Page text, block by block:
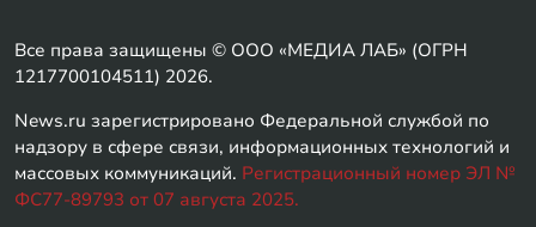
Все права защищены © ООО «МЕДИА ЛАБ» (ОГРН
1217700104511) 2026.
News.ru зарегистрировано Федеральной службой по
надзору в сфере связи, информационных технологий и
массовых коммуникаций. Регистрационный номер ЭЛ №
ФС77-89793 от 07 августа 2025.